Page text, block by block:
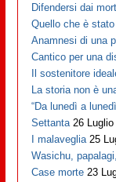
Difendersi dai
Quello che è
Anamnesi di una
Cantico per una
Il sostenitore
La storia non è
“Da lunedì a
Settanta 26 Luglio
I malaveglia 25
Wasichu,
Case morte 23